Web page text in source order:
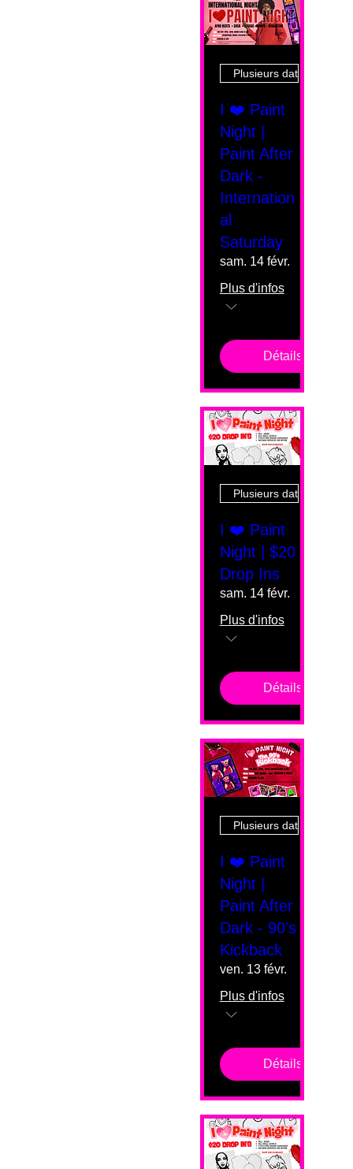
Plusieurs dates
I ❤️ Paint
Night |
Paint After
Dark -
Internation
al
Saturday
sam. 14 févr.
Plus d'infos
Détails
Plusieurs dates
I ❤️ Paint
Night | $20
Drop Ins
sam. 14 févr.
Plus d'infos
Détails
Plusieurs dates
I ❤️ Paint
Night |
Paint After
Dark - 90's
Kickback
ven. 13 févr.
Plus d'infos
Détails